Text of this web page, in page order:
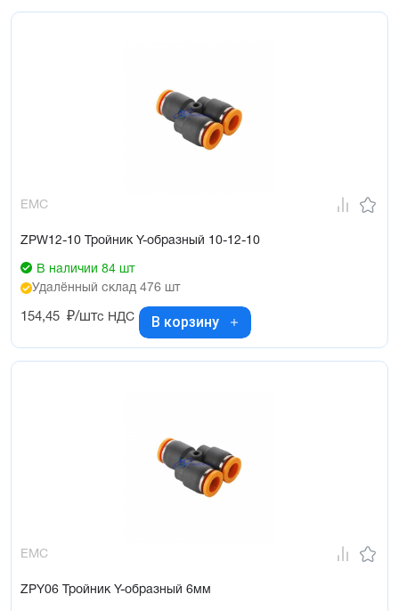
EMC
ZPW12-10 Тройник Y-образный 10-12-10
В наличии 84 шт
Удалённый склад 476 шт
154,45 ₽/штс НДС В корзину
EMC
ZPY06 Тройник Y-образный 6мм